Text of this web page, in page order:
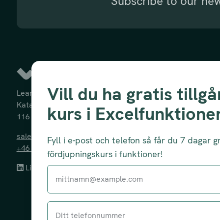
Vill du ha gratis
kurs i
Fyll i e-post och telefon så får du 7 dagar
fördjupningskurs i funktioner!
Learnesy AB
Katarinavägen 15
116 45 Stockholm
sales@learnesy.com
+46 733-30 20 60
LinkedIn
Excelkurser
Dataanalys
Powerprogram
Yrkesanpassat
Gratis introkurser